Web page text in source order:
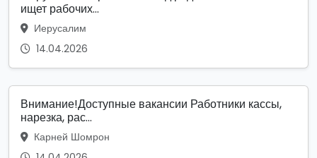
ищет рабочих...
Иерусалим
14.04.2026
Внимание!Доступные вакансии Работники кассы,
нарезка, рас...
Карней Шомрон